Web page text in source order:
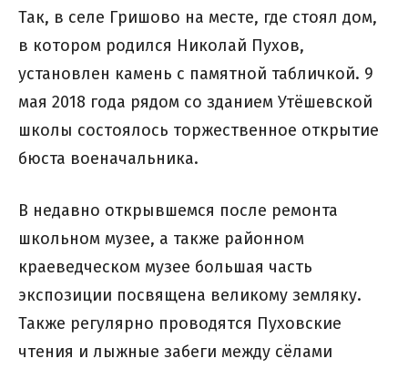
Так, в селе Гришово на месте, где стоял дом,
в котором родился Николай Пухов,
установлен камень с памятной табличкой. 9
мая 2018 года рядом со зданием Утёшевской
школы состоялось торжественное открытие
бюста военачальника.
В недавно открывшемся после ремонта
школьном музее, а также районном
краеведческом музее большая часть
экспозиции посвящена великому земляку.
Также регулярно проводятся Пуховские
чтения и лыжные забеги между сёлами